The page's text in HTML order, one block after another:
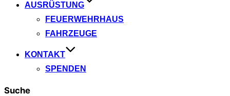
AUSRÜSTUNG
FEUERWEHRHAUS
FAHRZEUGE
KONTAKT
SPENDEN
Suche